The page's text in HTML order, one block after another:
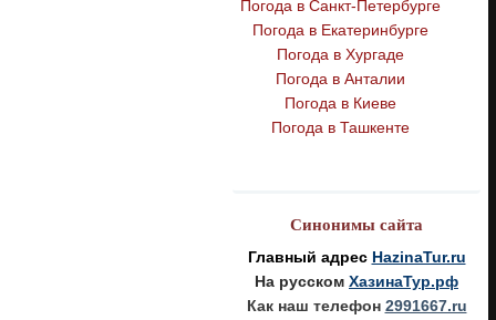
Погода в Санкт-Петербурге
Погода в Екатеринбурге
Погода в Хургаде
Погода в Анталии
Погода в Киеве
Погода в Ташкенте
Синонимы сайта
Главный адрес HazinaTur.ru
На русском ХазинаТур.рф
Как наш телефон 2991667.ru